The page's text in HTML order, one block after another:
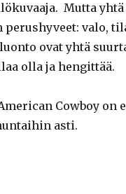
Mutta
valo,
ovat yhtä
olla ja hengittää.
Cowboy on
asti.